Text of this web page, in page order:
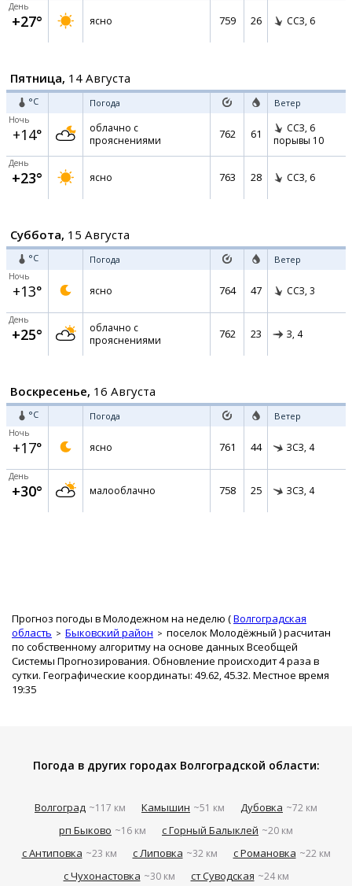
День
+27° ясно 759 26 ССЗ, 6
Пятница, 14 Августа
°C Погода Ветер
Ночь
+14°
облачно с
прояснениями
762 61 ССЗ, 6
порывы 10
День
+23° ясно 763 28 ССЗ, 6
Суббота, 15 Августа
°C Погода Ветер
Ночь
+13° ясно 764 47 ССЗ, 3
День
+25°
облачно с
прояснениями
762 23 З, 4
Воскресенье, 16 Августа
°C Погода Ветер
Ночь
+17° ясно 761 44 ЗСЗ, 4
День
+30° малооблачно 758 25 ЗСЗ, 4
Прогноз погоды в Молодежном на неделю (Волгоградская
область
Быковский район поселок Молодёжный ) расчитан
по собственному алгоритму на основе данных Всеобщей
Системы Прогнозирования. Обновление происходит 4 раза в
сутки. Географические координаты: 49.62, 45.32. Местное время
19:35
Погода в других городах Волгоградской области:
Волгоград ~117 км Камышин ~51 км Дубовка ~72 км
рп Быково ~16 км с Горный Балыклей ~20 км
с Антиповка ~23 км с Липовка ~32 км с Романовка ~22 км
с Чухонастовка ~30 км ст Суводская ~24 км